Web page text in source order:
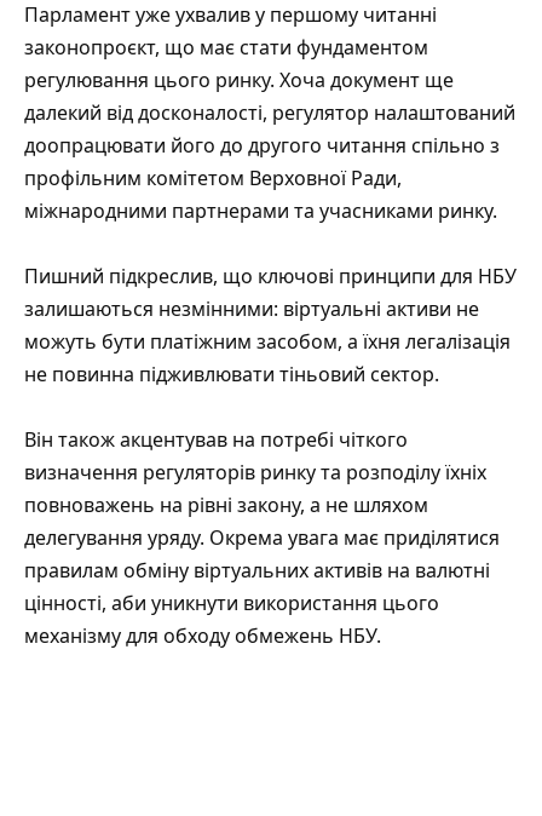
Парламент уже ухвалив у першому читанні
законопроєкт, що має стати фундаментом
регулювання цього ринку. Хоча документ ще
далекий від досконалості, регулятор налаштований
доопрацювати його до другого читання спільно з
профільним комітетом Верховної Ради,
міжнародними партнерами та учасниками ринку.
Пишний підкреслив, що ключові принципи для НБУ
залишаються незмінними: віртуальні активи не
можуть бути платіжним засобом, а їхня легалізація
не повинна підживлювати тіньовий сектор.
Він також акцентував на потребі чіткого
визначення регуляторів ринку та розподілу їхніх
повноважень на рівні закону, а не шляхом
делегування уряду. Окрема увага має приділятися
правилам обміну віртуальних активів на валютні
цінності, аби уникнути використання цього
механізму для обходу обмежень НБУ.